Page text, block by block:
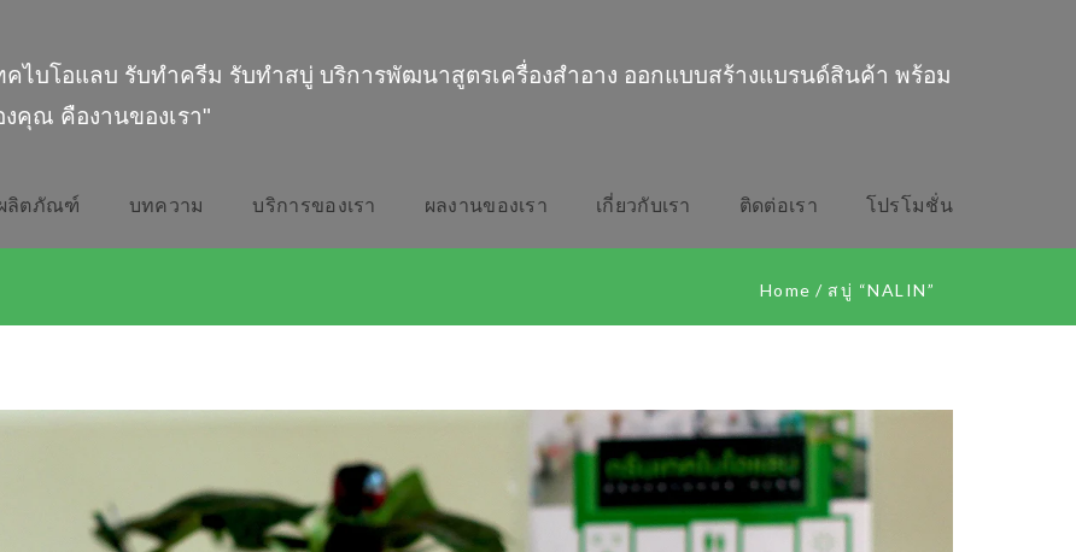
คไบโอแลบ รับทำครีม รับทำสบู่ บริการพัฒนาสูตรเครื่องสำอาง ออกแบบสร้างแบรนด์สินค้า พร้อม
คุณ คืองานของเรา"
ลิตภัณฑ์ บทความ บริการของเรา ผลงานของเรา เกี่ยวกับเรา ติดต่อเรา โปรโมชั่น
Home / สบู่ “NALIN”